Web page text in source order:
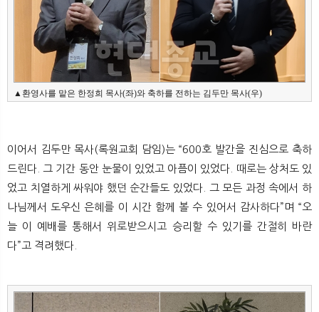
▲환영사를 맡은 한정희 목사(좌)와 축하를 전하는 김두만 목사(우)
이어서 김두만 목사(록원교회 담임)는 “600호 발간을 진심으로 축하
드린다. 그 기간 동안 눈물이 있었고 아픔이 있었다. 때로는 상처도 있
었고 치열하게 싸워야 했던 순간들도 있었다. 그 모든 과정 속에서 하
나님께서 도우신 은혜를 이 시간 함께 볼 수 있어서 감사하다”며 “오
늘 이 예배를 통해서 위로받으시고 승리할 수 있기를 간절히 바란
다”고 격려했다.